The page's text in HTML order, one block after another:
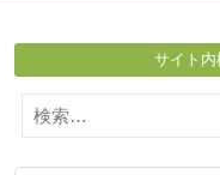
サイト内
検
索: